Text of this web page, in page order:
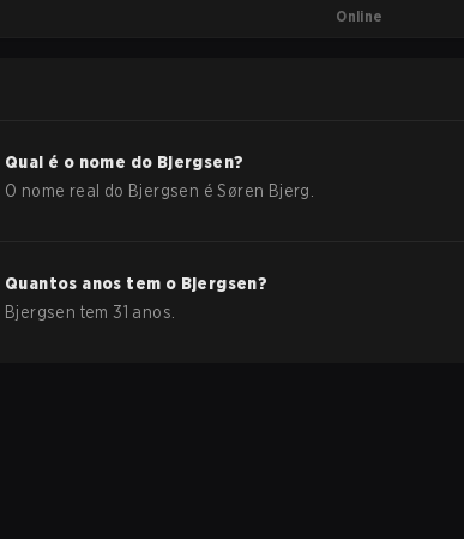
Online
Qual é o nome do Bjergsen?
O nome real do Bjergsen éSøren Bjerg
Quantos anos tem o Bjergsen?
Bjergsen tem31 anos.